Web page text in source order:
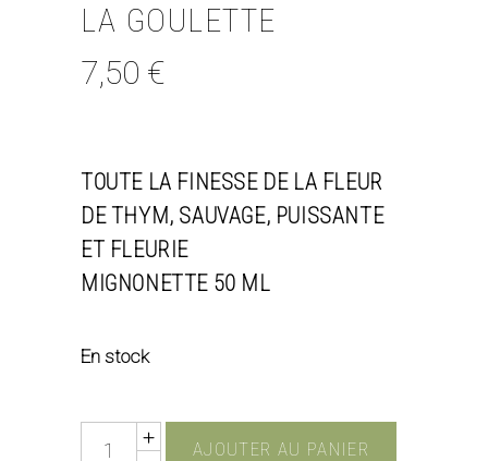
LA GOULETTE
7,50 €
TOUTE LA FINESSE DE LA FLEUR
DE THYM, SAUVAGE, PUISSANTE
ET FLEURIE
MIGNONETTE 50 ML
En stock
Quantity
AJOUTER AU PANIER